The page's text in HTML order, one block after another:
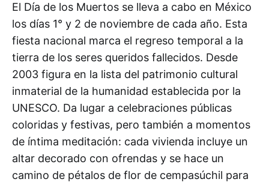
El Día de los Muertos se lleva a cabo en México
los días 1° y 2 de noviembre de cada año. Esta
fiesta nacional marca el regreso temporal a la
tierra de los seres queridos fallecidos. Desde
2003 figura en la lista del patrimonio cultural
inmaterial de la humanidad establecida por la
UNESCO. Da lugar a celebraciones públicas
coloridas y festivas, pero también a momentos
de íntima meditación: cada vivienda incluye un
altar decorado con ofrendas y se hace un
camino de pétalos de flor de cempasúchil para